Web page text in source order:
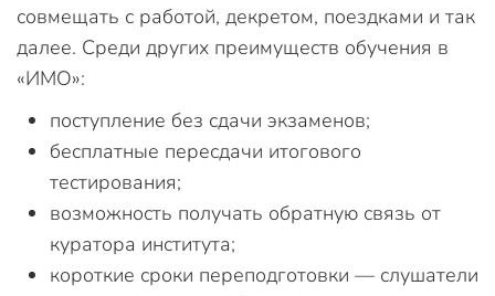
совмещать с работой, декретом, поездками и так
далее. Среди других преимуществ обучения в
«ИМО»:
поступление без сдачи экзаменов;
бесплатные пересдачи итогового
тестирования;
возможность получать обратную связь от
куратора института;
короткие сроки переподготовки — слушатели